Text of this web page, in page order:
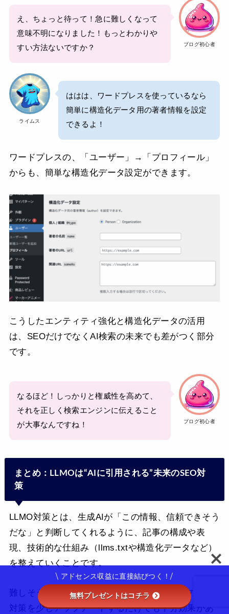
ブログ初心者
え、ちょっと待って！急に難しくなって
意味不明になりました！もっとわかりや
すい方法ないですか？
ライムス
ははは、ワードプレスを使っているなら
簡単に構造化データ用の著者情報を設定
できるよ！
ワードプレスの、「ユーザー」→「プロフィール」
からも、簡単な構造化データ設定ができます。
こうしたエンティティ強化と構造化データの活用
は、SEOだけでなくAI検索の未来でも差がつく部分
です。
ブログ初心者
なるほど！しっかりと権威性を高めて、
それを正しく検索エンジンに伝えること
が大事なんですね！
まとめ：LLMOは“AIに引用される”未来のSEO対
策
LLMO対策とは、生成AIが「この情報、信頼できそう
だな」と判断してくれるように、記事の構成や表
現、技術的な仕組み（llms.txtや構造化データなど）
を整えていくことです。
難しそうに見えるかもしれませんが、今までのSEO
対策を少しアップデートするだけでも十分効果があ